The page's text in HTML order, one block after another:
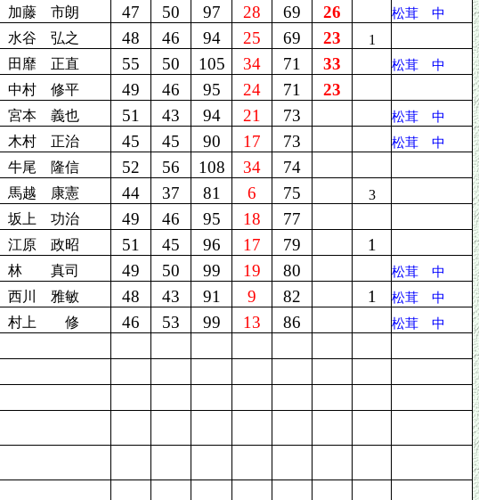
加藤 市朗 47 50 97 28 69 26 松茸 中
水谷 弘之 48 46 94 25 69 23
1
田靡 正直 55 50 105 34 71 33 松茸 中
中村 修平 49 46 95 24 71 23
宮本 義也 51 43 94 21 73 松茸 中
木村 正治 45 45 90 17 73 松茸 中
牛尾 隆信 52 56 108 34
74
馬越 康憲 44 37 81 6 75 3
坂上 功治 49 46 95 18 77
江原 政昭 51 45 96 17 79
1
林 真司 49 50 99 19 80 松茸 中
西川 雅敏 48 43 91 9 82 1
松茸 中
村上 修 46 53 99 13 86 松茸 中